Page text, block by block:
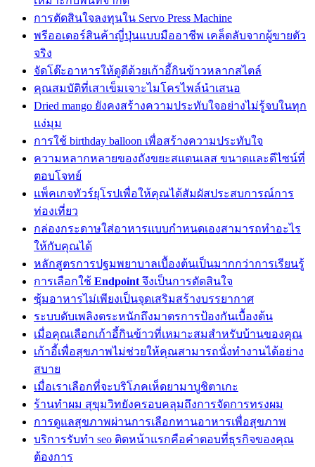
การตัดสินใจลงทุนใน Servo Press Machine
พรีออเดอร์สินค้าญี่ปุ่นแบบมืออาชีพ เคล็ดลับจากผู้ขายตัว
จริง
จัดโต๊ะอาหารให้ดูดีด้วยเก้าอี้กินข้าวหลากสไตล์
คุณสมบัติที่เสาเข็มเจาะไมโครไพล์นำเสนอ
Dried mango ยังคงสร้างความประทับใจอย่างไม่รู้จบในทุก
แง่มุม
การใช้ birthday balloon เพื่อสร้างความประทับใจ
ความหลากหลายของถังขยะสแตนเลส ขนาดและดีไซน์ที่
ตอบโจทย์
แพ็คเกจทัวร์ยุโรปเพื่อให้คุณได้สัมผัสประสบการณ์การ
ท่องเที่ยว
กล่องกระดาษใส่อาหารแบบกำหนดเองสามารถทำอะไร
ให้กับคุณได้
หลักสูตรการปฐมพยาบาลเบื้องต้นเป็นมากกว่าการเรียนรู้
การเลือกใช้ Endpoint จึงเป็นการตัดสินใจ
ซุ้มอาหารไม่เพียงเป็นจุดเสริมสร้างบรรยากาศ
ระบบดับเพลิงตระหนักถึงมาตรการป้องกันเบื้องต้น
เมื่อคุณเลือกเก้าอี้กินข้าวที่เหมาะสมสำหรับบ้านของคุณ
เก้าอี้เพื่อสุขภาพไม่ช่วยให้คุณสามารถนั่งทำงานได้อย่าง
สบาย
เมื่อเราเลือกที่จะบริโภคเห็ดยามาบูชิตาเกะ
ร้านทำผม สุขุมวิทยังครอบคลุมถึงการจัดการทรงผม
การดูแลสุขภาพผ่านการเลือกทานอาหารเพื่อสุขภาพ
บริการรับทำ seo ติดหน้าแรกคือคำตอบที่ธุรกิจของคุณ
ต้องการ